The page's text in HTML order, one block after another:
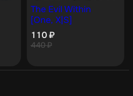
The Evil Within
[One, X|S]
110₽
440₽